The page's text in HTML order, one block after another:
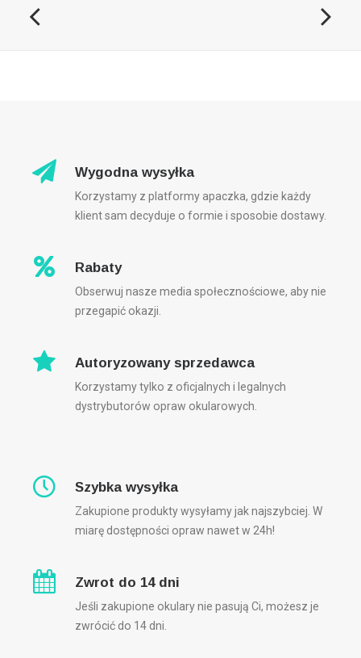
Wygodna wysyłka
Korzystamy z platformy apaczka, gdzie każdy
klient sam decyduje o formie i sposobie dostawy.
Rabaty
Obserwuj nasze media społecznościowe, aby nie
przegapić okazji.
Autoryzowany sprzedawca
Korzystamy tylko z oficjalnych i legalnych
dystrybutorów opraw okularowych.
Szybka wysyłka
Zakupione produkty wysyłamy jak najszybciej. W
miarę dostępności opraw nawet w 24h!
Zwrot do 14 dni
Jeśli zakupione okulary nie pasują Ci, możesz je
zwrócić do 14 dni.